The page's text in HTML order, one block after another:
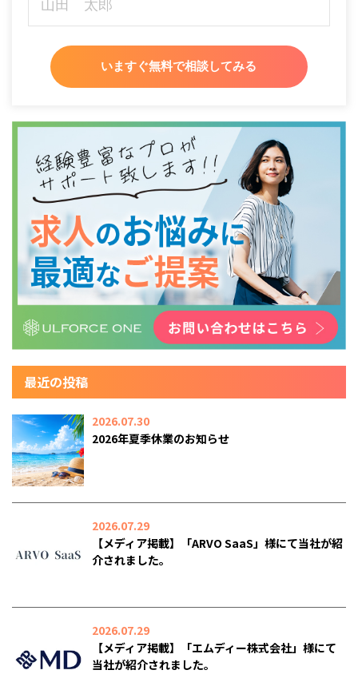
いますぐ無料で相談してみる
最近の投稿
2026.07.30
2026年夏季休業のお知らせ
2026.07.29
【メディア掲載】「ARVO SaaS」様にて当社が紹
介されました。
2026.07.29
【メディア掲載】「エムディー株式会社」様にて
当社が紹介されました。